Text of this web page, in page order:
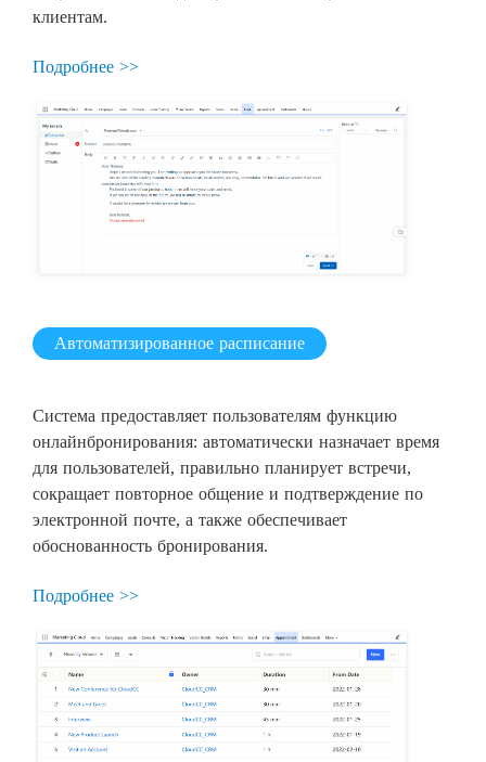
клиентам.
Подробнее >>
Автоматизированное расписание
Система предоставляет пользователям функцию
онлайнбронирования: автоматически назначает время
для пользователей, правильно планирует встречи,
сокращает повторное общение и подтверждение по
электронной почте, а также обеспечивает
обоснованность бронирования.
Подробнее >>